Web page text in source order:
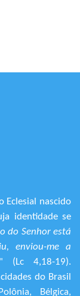
Eclesial nascido
identidade se
do Senhor está
enviou-me a
" (Lc 4,18-19).
do Brasil
Bélgica,